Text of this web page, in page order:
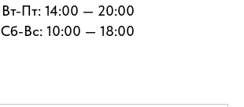
Вт-Пт: 14:00 — 20:00
Сб-Вс: 10:00 — 18:00